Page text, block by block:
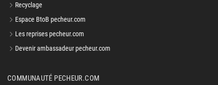
Recyclage
Espace BtoB pecheur.com
Les reprises pecheur.com
Devenir ambassadeur pecheur.com
COMMUNAUTÉ PECHEUR.COM